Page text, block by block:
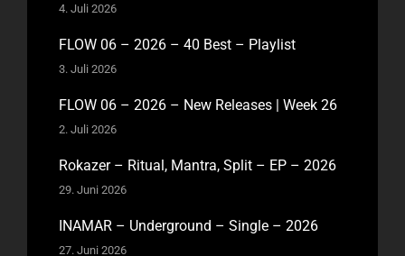
4. Juli 2026
FLOW 06 – 2026 – 40 Best – Playlist
3. Juli 2026
FLOW 06 – 2026 – New Releases | Week 26
2. Juli 2026
Rokazer – Ritual, Mantra, Split – EP – 2026
29. Juni 2026
INAMAR – Underground – Single – 2026
27. Juni 2026